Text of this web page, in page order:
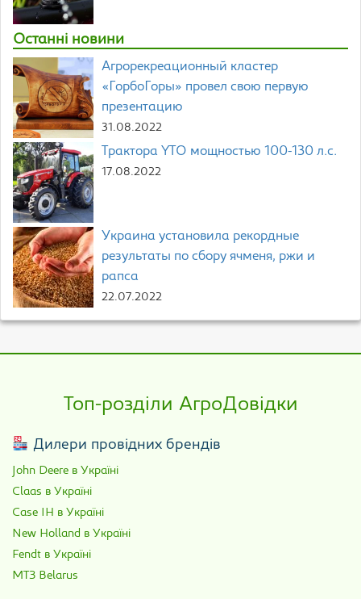
Останні новини
Агрорекреационный кластер
«ГорбоГоры» провел свою первую
презентацию
31.08.2022
Трактора YTO мощностью 100-130 л.с.
17.08.2022
Украина установила рекордные
результаты по сбору ячменя, ржи и
рапса
22.07.2022
Топ-розділи АгроДовідки
Дилери провідних брендів
John Deere в Україні
Claas в Україні
Case IH в Україні
New Holland в Україні
Fendt в Україні
МТЗ Belarus